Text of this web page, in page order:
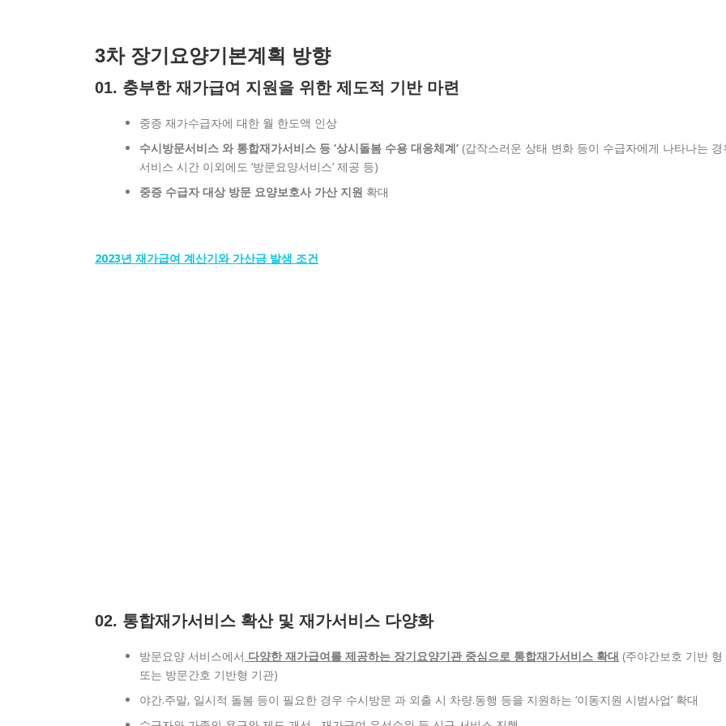
3차 장기요양기본계획 방향
01. 충부한 재가급여 지원을 위한 제도적 기반 마련
중증 재가수급자에 대한 월 한도액 인상
수시방문서비스 와 통합재가서비스 등 ‘상시돌봄 수용 대응체계’ (갑작스러운 상태 변화 등이 수급자에게 나타나는 경
서비스 시간 이외에도 ‘방문요양서비스’ 제공 등)
중증 수급자 대상 방문 요양보호사 가산 지원 확대
2023년 재가급여 계산기와 가산금 발생 조건
02. 통합재가서비스 확산 및 재가서비스 다양화
방문요양 서비스에서 다양한 재가급여를 제공하는 장기요양기관 중심으로 통합재가서비스 확대 (주야간보호 기반 형
또는 방문간호 기반형 기관)
야간.주말, 일시적 돌봄 등이 필요한 경우 수시방문 과 외출 시 차량.동행 등을 지원하는 ‘이동지원 시범사업’ 확대